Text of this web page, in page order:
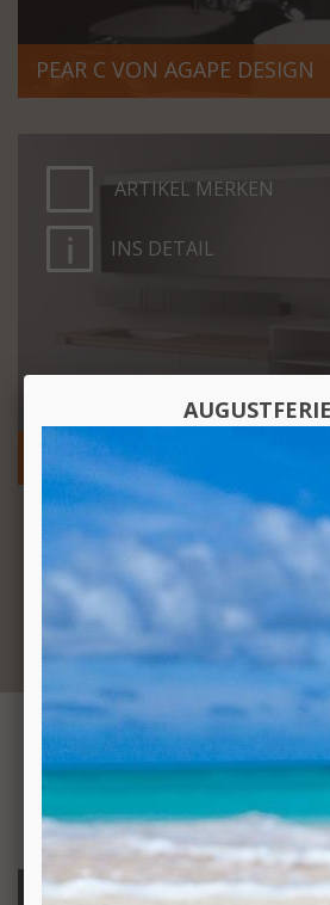
PEAR C VON AGAPE DESIGN
ARTIKEL MERKEN
INS DETAIL
FLAT XL MÖBEL VON AGAPE
3